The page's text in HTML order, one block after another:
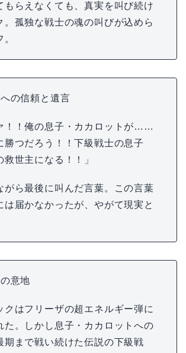
もらえなくても、真実を叫び続け
。孤独な戦士の魂の叫びが込めら
の信頼と遺言
！！俺の息子・カカロットが……
勝つだろう！！下級戦士の息子
世主になる！！」
がら最後に叫んだ言葉。この言葉
は届かなかったが、やがて現実と
意地
クはフリーザの超エネルギー弾に
た。しかし息子・カカロットへの
期まで戦い続けた伝説の下級戦